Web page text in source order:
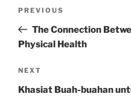
Previous
Post
PREVIOUS
The Connection
Physical Health
Next
Post
NEXT
Khasiat Buah-buahan